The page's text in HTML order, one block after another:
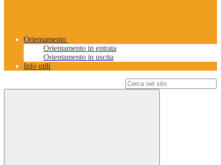
Orientamento
Orientamento in entrata
Orientamento in uscita
Info utili